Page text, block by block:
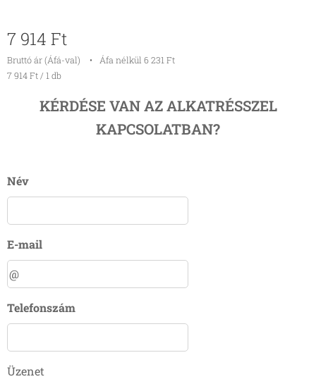
7 914 Ft
Bruttó ár (Áfá-val)
Áfa nélkül 6 231 Ft
7 914 Ft / 1 db
KÉRDÉSE VAN AZ ALKATRÉSSZEL
KAPCSOLATBAN?
Név
E-mail
Telefonszám
Üzenet